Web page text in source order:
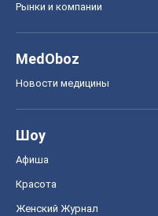
Рынки и компании
MedOboz
Новости медицины
Шоу
Афиша
Красота
Женский Журнал